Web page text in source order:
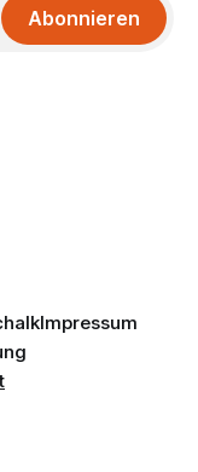
Abonnieren
Impressum